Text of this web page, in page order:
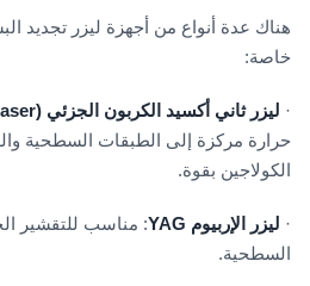
هناك عدة أنواع من أجهزة ليزر تجديد
خاصة:
· ليزر ثاني أكسيد الكربون الجزئي (Fractional CO
حرارة مركزة إلى الطبقات السطحية
الكولاجين بقوة.
· ليزر الإربيوم YAG
: مناسب للتقشير
السطحية.